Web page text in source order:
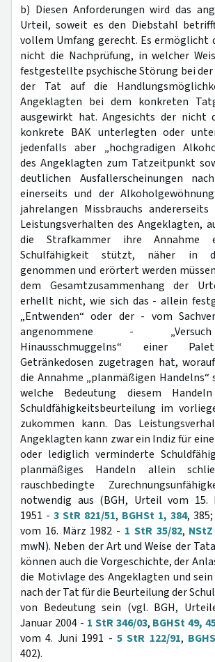
b) Diesen Anforderungen wird das
Urteil, soweit es den Diebstahl
vollem Umfang gerecht. Es ermöglicht
nicht die Nachprüfung, in welcher
festgestellte psychische Störung bei der
der Tat auf die
Angeklagten bei dem konkreten
ausgewirkt hat. Angesichts der nicht
konkrete BAK unterlegten oder
jedenfalls aber „hochgradigen
des Angeklagten zum Tatzeitpunkt
deutlichen Ausfallerscheinungen
einerseits und der
jahrelangen Missbrauchs
Leistungsverhalten des Angeklagten,
die Strafkammer ihre Annahme
Schulfähigkeit stützt, näher in
genommen und erörtert werden
dem Gesamtzusammenhang der
erhellt nicht, wie sich das - allein
„Entwenden“ oder der - vom
angenommene -
Hinausschmuggelns“ einer
Getränkedosen zugetragen hat,
die Annahme „planmäßigen
welche Bedeutung diesem
Schuldfähigkeitsbeurteilung im
zukommen kann. Das
Angeklagten kann zwar ein Indiz für
oder lediglich verminderte
planmäßiges Handeln allein
rauschbedingte
notwendig aus (BGH, Urteil vom 15.
1951 - 3 StR 821/51, BGHSt 1, 384,
vom 16. März 1982 - 1 StR 35/82,
mwN). Neben der Art und Weise der
können auch die Vorgeschichte, der
die Motivlage des Angeklagten und
nach der Tat für die Beurteilung der
von Bedeutung sein (vgl. BGH,
Januar 2004 - 1 StR 346/03, BGHSt 49,
vom 4. Juni 1991 - 5 StR 122/91,
402).